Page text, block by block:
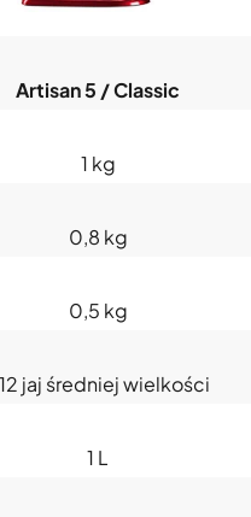
Artisan 5 / Classic
1 kg
0,8 kg
0,5 kg
jaj średniej wielkości
1 L